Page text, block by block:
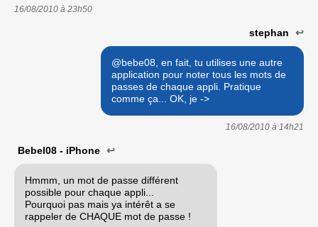
16/08/2010 à 23h50
stephan ↩
@bebe08, en fait, tu utilises une autre
application pour noter tous les mots de
passes de chaque appli. Pratique
comme ça... OK, je ->
16/08/2010 à 14h21
Bebel08 - iPhone ↩
Hmmm, un mot de passe différent
possible pour chaque appli...
Pourquoi pas mais ya intérêt a se
rappeler de CHAQUE mot de passe !